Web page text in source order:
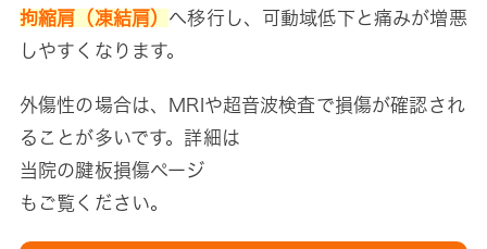
拘縮肩（凍結肩） へ移行し、可動域低下と痛みが増悪
しやすくなります。
外傷性の場合は、MRIや超音波検査で損傷が確認され
ることが多いです。詳細は
当院の腱板損傷ページ
もご覧ください。